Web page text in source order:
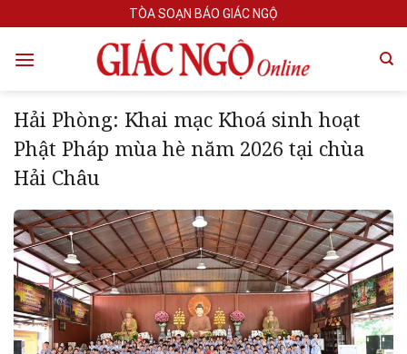
to
content
TÒA SOẠN BÁO GIÁC NGỘ
Hải Phòng: Khai mạc Khoá sinh hoạt
Phật Pháp mùa hè năm 2026 tại chùa
Hải Châu